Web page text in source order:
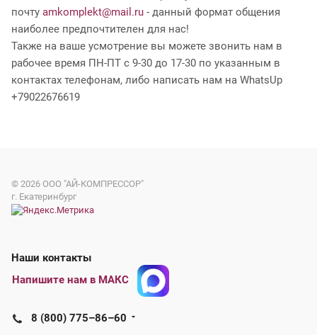
почту amkomplekt@mail.ru - данный формат общения
наиболее предпочтителен для нас!
Также на ваше усмотрение вы можете звонить нам в
рабочее время ПН-ПТ с 9-30 до 17-30 по указанным в
контактах телефонам, либо написать нам на WhatsUp
+79022676619
© 2026 ООО "АЙ-КОМПРЕССОР"
г. Екатеринбург
Наши контакты
Напишите нам в МАКС
8 (800) 775–86–60